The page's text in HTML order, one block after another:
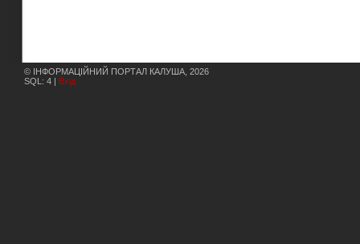
© ІНФОРМАЦІЙНИЙ ПОРТАЛ КАЛУША, 2026
SQL: 4 | Вхід